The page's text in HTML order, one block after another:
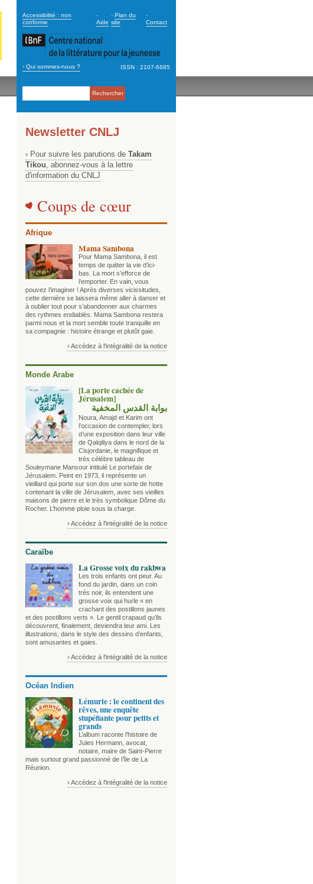
secondary_2
Accessibilité : non
conforme
-
Aide
-Plan du
site
-
Contact
Navigation
› Qui sommes-nous ? ISSN : 2107-6685
Newsletter CNLJ
› Pour suivre les parutions de Takam
Tikou, abonnez-vous à la lettre
d'information du CNLJ
Coups de cœur
Afrique
Mama Sambona
Pour Mama Sambona, il est
temps de quitter la vie d’ici-
bas. La mort s’efforce de
l’emporter. En vain, vous
pouvez l’imaginer ! Après diverses vicissitudes,
cette dernière se laissera même aller à danser et
à oublier tout pour s’abandonner aux charmes
des rythmes endiablés. Mama Sambona restera
parmi nous et la mort semble toute tranquille en
sa compagnie : histoire étrange et plutôt gaie.
› Accédez à l'intégralité de la notice
Monde Arabe
[La porte cachée de
Jérusalem]
بوابة القدس المخفية
Noura, Amajd et Karim ont
l’occasion de contempler, lors
d’une exposition dans leur ville
de Qalqiliya dans le nord de la
Cisjordanie, le magnifique et
très célèbre tableau de
Souleymane Mansour intitulé Le portefaix de
Jérusalem. Peint en 1973, il représente un
vieillard qui porte sur son dos une sorte de hotte
contenant la ville de Jérusalem, avec ses vieilles
maisons de pierre et le très symbolique Dôme du
Rocher. L’homme ploie sous la charge.
› Accédez à l'intégralité de la notice
Caraïbe
La Grosse voix du rakbwa
Les trois enfants ont peur. Au
fond du jardin, dans un coin
très noir, ils entendent une
grosse voix qui hurle « en
crachant des postillons jaunes
et des postillons verts ». Le gentil crapaud qu’ils
découvrent, finalement, deviendra leur ami. Les
illustrations, dans le style des dessins d’enfants,
sont amusantes et gaies.
› Accédez à l'intégralité de la notice
Océan Indien
Lémurie : le continent des
rêves, une enquête
stupéfiante pour petits et
grands
L’album raconte l’histoire de
Jules Hermann, avocat,
notaire, maire de Saint-Pierre
mais surtout grand passionné de l’île de La
Réunion.
› Accédez à l'intégralité de la notice